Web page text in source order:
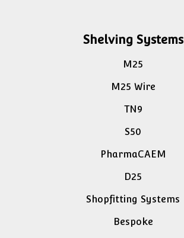
Shelving Systems
M25
M25 Wire
TN9
S50
PharmaCAEM
D25
Shopfitting Systems
Bespoke